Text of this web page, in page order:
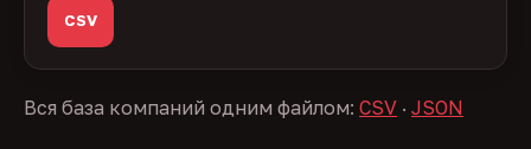
CSV
Вся база компаний одним файлом: CSV · JSON